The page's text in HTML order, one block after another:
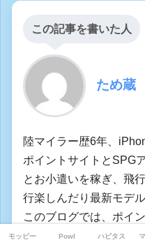
この記事を書いた人
ため蔵
陸マイラー歴6年、
ポイントサイトとSPG
とお小遣いを稼ぎ、飛
行楽しんだり最新モデ
このブログでは、ポイ
の貯め方やお小遣いの
モッピー Powl ハピタス